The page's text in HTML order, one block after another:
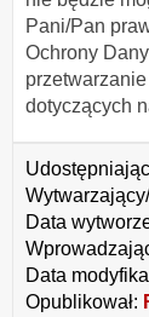
Pani/Pan
Ochrony
dotyczących
Data
Data
Opublikował: